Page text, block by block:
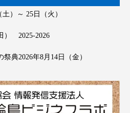
）～ 25日（火）
） 2025-2026
典2026年8月14日（金）